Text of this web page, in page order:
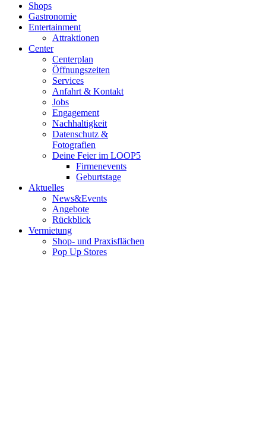
Shops
Gastronomie
Entertainment
Attraktionen
Center
Centerplan
Öffnungszeiten
Services
Anfahrt & Kontakt
Jobs
Engagement
Nachhaltigkeit
Datenschutz &
Fotografien
Deine Feier im LOOP5
Firmenevents
Geburtstage
Aktuelles
News&Events
Angebote
Rückblick
Vermietung
Shop- und Praxisflächen
Pop Up Stores